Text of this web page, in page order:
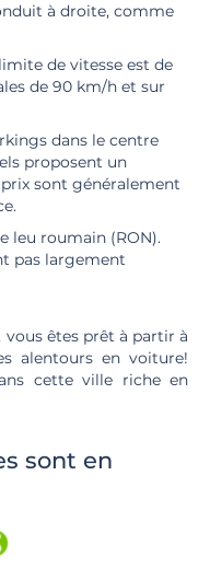
à droite, comme
de vitesse est de
de 90 km/h et sur
dans le centre
proposent un
sont généralement
leu roumain (RON).
pas largement
êtes prêt à partir à
alentours en voiture!
cette ville riche en
sont en